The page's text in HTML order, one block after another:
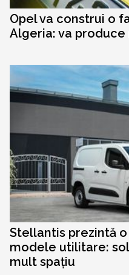
Opel va construi o
Algeria: va
Stellantis prezintă
modele utilitare:
mult spațiu